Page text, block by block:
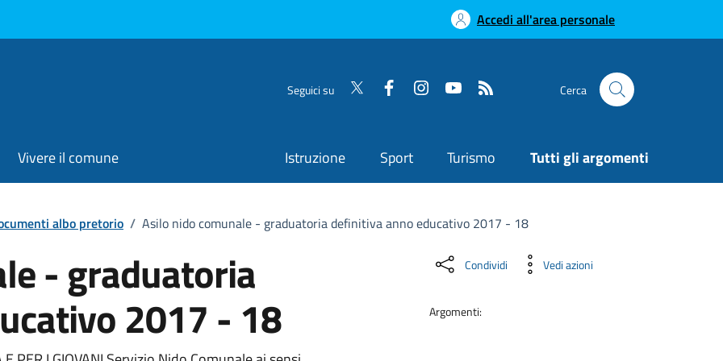
Accedi all'area personale
Seguici su Cerca
Vivere il comune Istruzione Sport Turismo Tutti gli argomenti
albo pretorio / Asilo nido comunale - graduatoria definitiva anno educativo 2017 - 18
- graduatoria
2017 - 18
Condividi Vedi azioni
Argomenti: